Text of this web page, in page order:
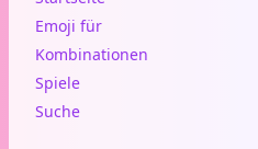
Emoji für
Kombinationen
Spiele
Suche